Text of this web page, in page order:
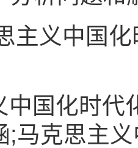
主义中国
中国化时代
;马克思主